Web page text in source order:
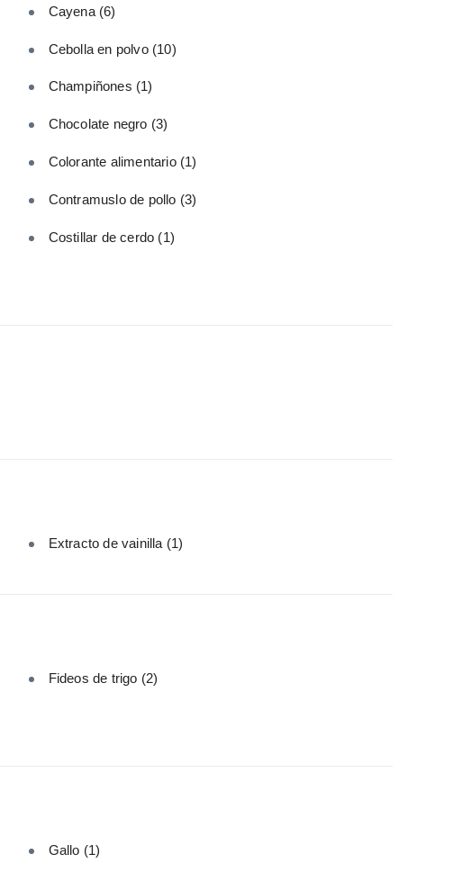
Cayena (6)
Cebolla en polvo (10)
Champiñones (1)
Chocolate negro (3)
Colorante alimentario (1)
Contramuslo de pollo (3)
Costillar de cerdo (1)
Extracto de vainilla (1)
Fideos de trigo (2)
Gallo (1)